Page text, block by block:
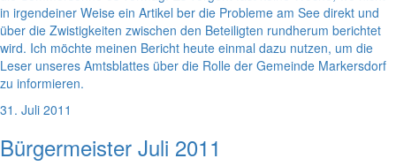
in irgendeiner Weise ein Artikel ber die Probleme am See direkt und
über die Zwistigkeiten zwischen den Beteiligten rundherum berichtet
wird. Ich möchte meinen Bericht heute einmal dazu nutzen, um die
Leser unseres Amtsblattes über die Rolle der Gemeinde Markersdorf
zu informieren.
31. Juli 2011
Bürgermeister Juli 2011